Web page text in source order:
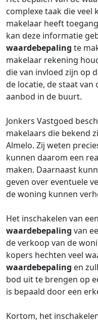
complexe taak die veel
makelaar heeft
kan deze informatie
waardebepaling te
makelaar rekening
die van invloed zijn op
de locatie, de staat van
aanbod in de buurt.
Jonkers Vastgoed
makelaars die bekend
Almelo. Zij weten
kunnen daarom een
maken. Daarnaast
geven over eventuele
de woning kunnen
Het inschakelen van
waardebepaling van
de verkoop van de
kopers hechten veel
waardebepaling en
bod uit te brengen op
is bepaald door een
Kortom, het